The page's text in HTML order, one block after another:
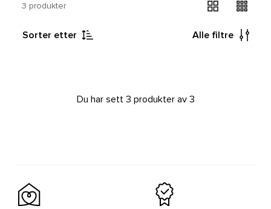
3 produkter
Sorter etter Alle filtre
Du har sett 3 produkter av 3